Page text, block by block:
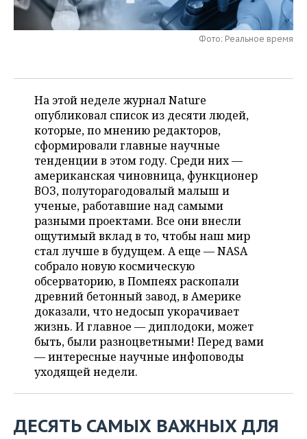
ЭНЕРГЕТИКА
УСЛУГИ
МЕДИА
ВЫЕЗДНАЯ РЕДАКЦИЯ
ОТКРЫТАЯ ЛЕКЦИЯ
НОВОСТИ СПОРТА
БАСКЕТБОЛ
ВОЛЕЙБОЛ
КИБЕРСПОРТ
ФИГУРНОЕ КАТАНИЕ
ВОДНЫЕ ВИДЫ СПОРТА
ХОККЕЙ С МЯЧОМ
ОБЩЕСТВО
ИНФРАСТРУКТУРА
ИСТОРИЯ
КУЛЬТУРА
МЕДИЦИНА
ОБРАЗОВАНИЕ
ПРОИСШЕСТВИЯ
СПРАВОЧНИК
СПИСОК ПЕРСОН
СПИСОК КОМПАНИЙ
ПОЛНАЯ ВЕРСИЯ
Фото: Реальное время
На этой неделе журнал Nature
опубликовал список из десяти людей,
которые, по мнению редакторов,
сформировали главные научные
тенденции в этом году. Среди них —
американская чиновница, функционер
ВОЗ, полуторагодовалый малыш и
ученые, работавшие над самыми
разными проектами. Все они внесли
ощутимый вклад в то, чтобы наш мир
стал лучше в будущем. А еще — NASA
собрало новую космическую
обсерваторию, в Помпеях раскопали
древний бетонный завод, в Америке
доказали, что недосып укорачивает
жизнь. И главное — диплодоки, может
быть, были разноцветными! Перед вами
— интересные научные инфоповоды
уходящей недели.
ДЕСЯТЬ САМЫХ ВАЖНЫХ ДЛЯ